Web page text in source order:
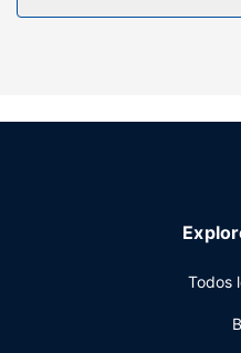
Servicios hotel
complejo incluyen
Restaurant, restaurante
Se ofrece un desayunoTodos